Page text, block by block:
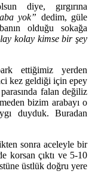
diye, gırgırına
yok” dedim, güle
olduğu sokağa
kolay kimse bir şey
ettiğimiz yerden
kez geldiği için epey
falan değiliz
bizim arabayı o
duyduk. Buradan
sonra aceleyle bir
korsan çıktı ve 5-10
üstlük doğru yere